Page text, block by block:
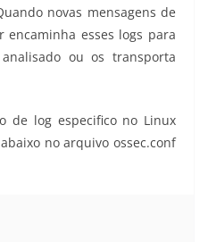
novas mensagens de
encaminha esses logs para
ou os transporta
de log especifico no Linux
no arquivo ossec.conf